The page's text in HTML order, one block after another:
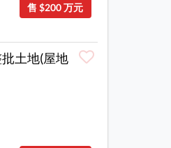
售 $200 万元
土地(屋地